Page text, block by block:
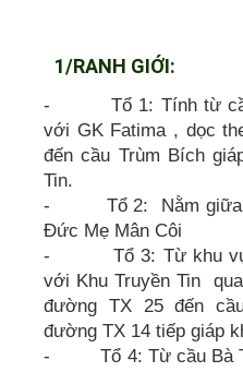
1/RANH GIỚI:
- Tổ 1: Tính từ cầu
với GK Fatima , dọc
đến cầu Trùm Bích
Tin.
- Tổ 2: Nằm giữa
Đức Mẹ Mân Côi
- Tổ 3: Từ khu vực
với Khu Truyền Tin
đường TX 25 đến
đường TX 14 tiếp giáp
- Tổ 4: Từ cầu Bà